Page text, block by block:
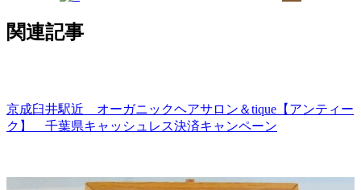
関連記事
京成臼井駅近 オーガニックヘアサロン＆tique【アンティー
ク】 千葉県キャッシュレス決済キャンペーン